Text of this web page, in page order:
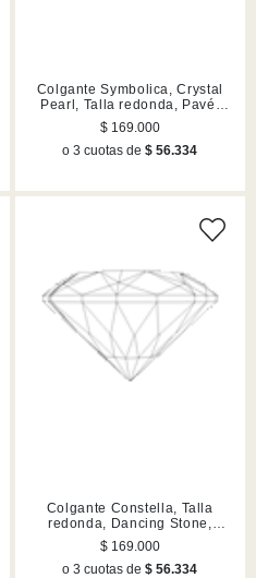
Colgante Symbolica, Crystal
Pearl, Talla redonda, Pavé,
Herradura, Blanco, Acabado
en rodio
$ 169.000
o 3 cuotas de$ 56.334
Colgante Constella, Talla
redonda, Dancing Stone,
Rosa, Acabado en tono oro
rosa
$ 169.000
o 3 cuotas de$ 56.334